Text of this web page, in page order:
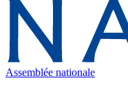
Assemblée nationale